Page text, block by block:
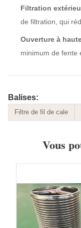
Filtration
de filtration, qui
Ouverture à
minimum de fente
Balises:
Filtre de fil de cale
Vous